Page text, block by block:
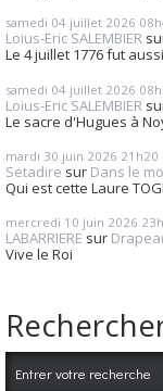
samedi 04 juillet 2026
Loius-Eric SALEMBIER
Le 4 juillet 1776 fut
samedi 04 juillet 2026
Loius-Eric SALEMBIER
Le sacre d'Hugues à
mardi 30 juin 2026 21h20
Setadire sur Dans le
Qui est cette Laure
mercredi 10 juin 2026
LABARRIERE sur
Vive le Roi